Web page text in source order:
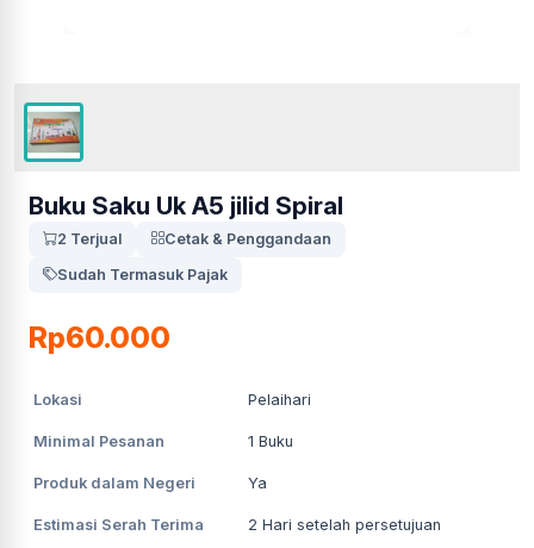
Buku Saku Uk A5 jilid Spiral
2 Terjual
Cetak & Penggandaan
Sudah Termasuk Pajak
Rp60.000
Lokasi Pelaihari
Minimal Pesanan 1 Buku
Produk dalam Negeri Ya
Estimasi Serah Terima 2 Hari setelah persetujuan